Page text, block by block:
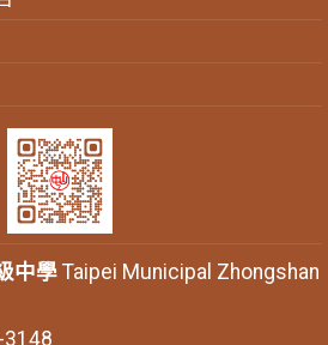
中學Taipei Municipal Zhongshan